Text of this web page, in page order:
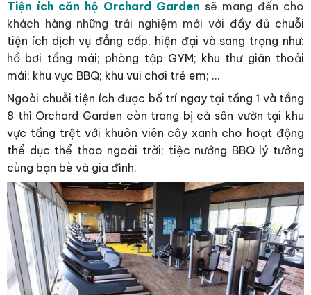
Tiện ích căn hộ Orchard Garden sẽ mang đến cho
khách hàng những trải nghiệm mới với đầy đủ chuỗi
tiện ích dịch vụ đẳng cấp, hiện đại và sang trọng như:
hồ bơi tầng mái; phòng tập GYM; khu thư giãn thoải
mái; khu vực BBQ; khu vui chơi trẻ em; …
Ngoài chuỗi tiện ích được bố trí ngay tại tầng 1 và tầng
8 thì Orchard Garden còn trang bị cả sân vườn tại khu
vực tầng trệt với khuôn viên cây xanh cho hoạt động
thể dục thể thao ngoài trời; tiệc nướng BBQ lý tưởng
cùng bạn bè và gia đình.